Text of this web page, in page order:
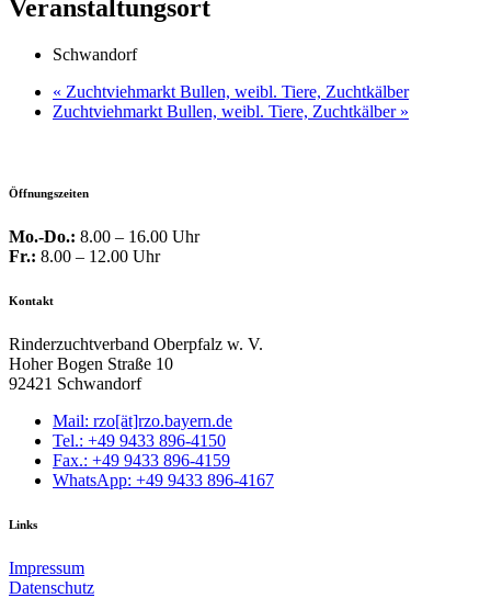
Veranstaltungsort
Schwandorf
« Zuchtviehmarkt Bullen, weibl. Tiere, Zuchtkälber
Zuchtviehmarkt Bullen, weibl. Tiere, Zuchtkälber »
Öffnungszeiten
Mo.-Do.: 8.00 – 16.00 Uhr
Fr.: 8.00 – 12.00 Uhr
Kontakt
Rinderzuchtverband Oberpfalz w. V.
Hoher Bogen Straße 10
92421 Schwandorf
Mail: rzo[ät]rzo.bayern.de
Tel.: +49 9433 896-4150
Fax.: +49 9433 896-4159
WhatsApp: +49 9433 896-4167
Links
Impressum
Datenschutz